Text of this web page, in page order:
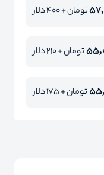
تومان + 400 دلار
تومان + 210 دلار
تومان + 175 دلار